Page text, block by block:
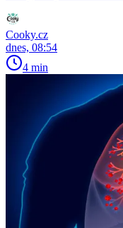
Cooky.cz
dnes, 08:54
4 min